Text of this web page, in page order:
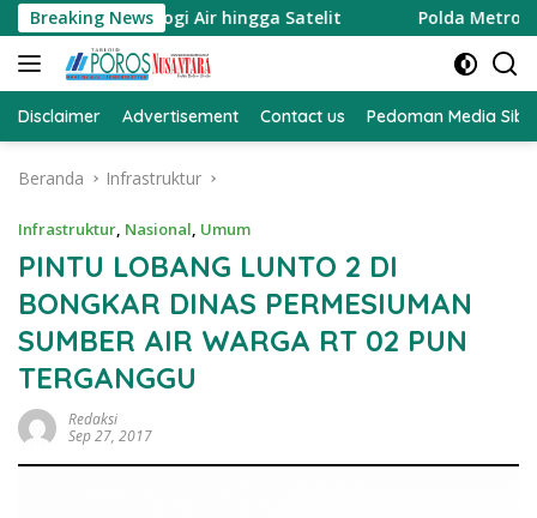
Langsung
ke
konten
Breaking News
dari Teknologi Air hingga Satelit Polda Metro Jaya
Disclaimer Advertisement Contact us Pedoman Media
Beranda Infrastruktur
Infrastruktur, Nasional, Umum
PINTU LOBANG LUNTO 2 DI
BONGKAR DINAS PERMESIUMAN
SUMBER AIR WARGA RT 02 PUN
TERGANGGU
Redaksi
Sep 27, 2017